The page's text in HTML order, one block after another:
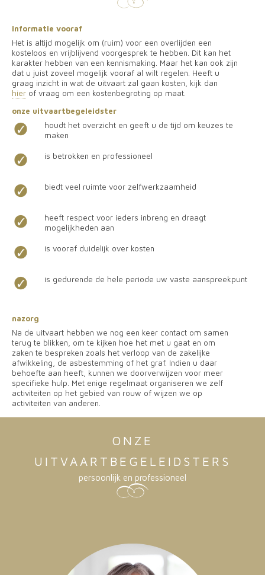
informatie vooraf
Het is altijd mogelijk om (ruim) voor een overlijden een
kosteloos en vrijblijvend voorgesprek te hebben. Dit kan het
karakter hebben van een kennismaking. Maar het kan ook zijn
dat u juist zoveel mogelijk vooraf al wilt regelen. Heeft u
graag inzicht in wat de uitvaart zal gaan kosten, kijk dan
hier of vraag om een kostenbegroting op maat.
onze uitvaartbegeleidster
houdt het overzicht en geeft u de tijd om keuzes te
maken
is betrokken en professioneel
biedt veel ruimte voor zelfwerkzaamheid
heeft respect voor ieders inbreng en draagt
mogelijkheden aan
is vooraf duidelijk over kosten
is gedurende de hele periode uw vaste aanspreekpunt
nazorg
Na de uitvaart hebben we nog een keer contact om samen
terug te blikken, om te kijken hoe het met u gaat en om
zaken te bespreken zoals het verloop van de zakelijke
afwikkeling, de asbestemming of het graf. Indien u daar
behoefte aan heeft, kunnen we doorverwijzen voor meer
specifieke hulp. Met enige regelmaat organiseren we zelf
activiteiten op het gebied van rouw of wijzen we op
activiteiten van anderen.
ONZE
UITVAARTBEGELEIDSTERS
persoonlijk en professioneel